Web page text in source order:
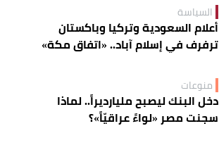
السياسة
أعلام السعودية وتركيا وباكستان
ترفرف في إسلام آباد.. «اتفاق مكة»
منوعات
دخل البنك ليصبح مليارديراً.. لماذا
سجنت مصر «لواءً عراقيّاً»؟